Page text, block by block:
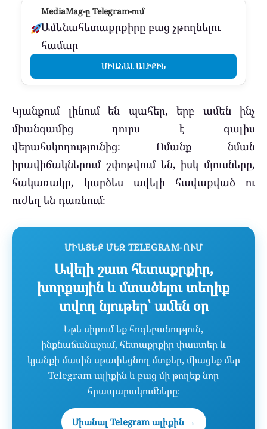
MediaMag-ը Telegram-ում
Ամենահետաքրքիրը բաց չթողնելու
համար
ՄԻԱՆԱԼ ԱԼԻՔԻՆ
Կյանքում լինում են պահեր, երբ ամեն ինչ
միանգամից դուրս է գալիս
վերահսկողությունից։ Ոմանք նման
իրավիճակներում շփոթվում են, իսկ մյուսները,
հակառակը, կարծես ավելի հավաքված ու
ուժեղ են դառնում։
ՄԻԱՑԵՔ ՄԵԶ TELEGRAM-ՈՒՄ
Ավելի շատ հետաքրքիր,
խորքային և մտածելու տեղիք
տվող նյութեր՝ ամեն օր
Եթե սիրում եք հոգեբանություն,
ինքնաճանաչում, հետաքրքիր փաստեր և
կյանքի մասին սթափեցնող մտքեր, միացեք մեր
Telegram ալիքին և բաց մի թողեք նոր
հրապարակումները։
Միանալ Telegram ալիքին →